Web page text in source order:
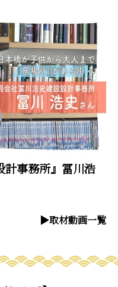
計事務所』冨川浩
▶︎取材動画一覧